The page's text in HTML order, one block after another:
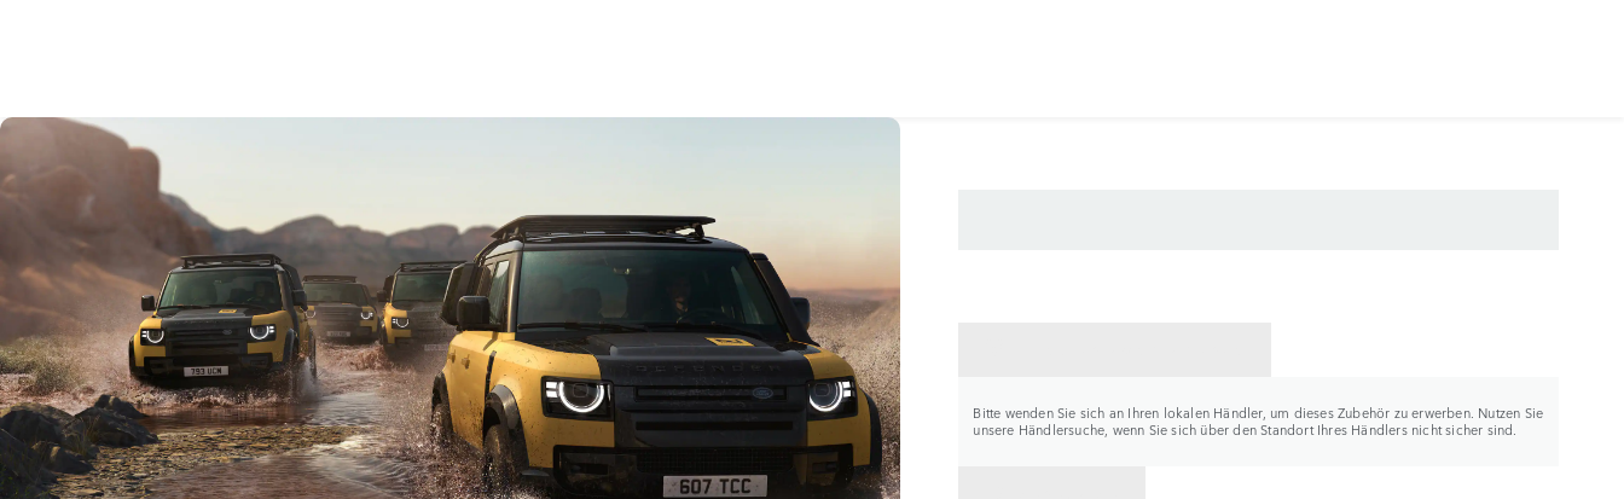
Bitte wenden Sie sich an Ihren lokalen Händler, um dieses Zubehör zu erwerben. Nutzen Sie
unsere Händlersuche, wenn Sie sich über den Standort Ihres Händlers nicht sicher sind.